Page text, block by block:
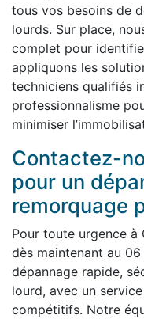
tous vos besoins de
lourds. Sur place,
complet pour
appliquons les
techniciens qualifiés
professionnalisme
minimiser
Contactez-
pour un
remorquage
Pour toute urgence à
dès maintenant au
dépannage rapide,
lourd, avec un
compétitifs. Notre